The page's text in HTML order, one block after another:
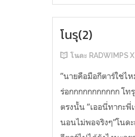
โนรุ(2)
โนดะ RADWIMPS
”นายคือมือกีตาร์ใช่ไ
ร่อกกกกกกกกกกก โ
ตรงนั้น ”เออนี่ทากะ
นอนไม่พอจริงๆ”โนด